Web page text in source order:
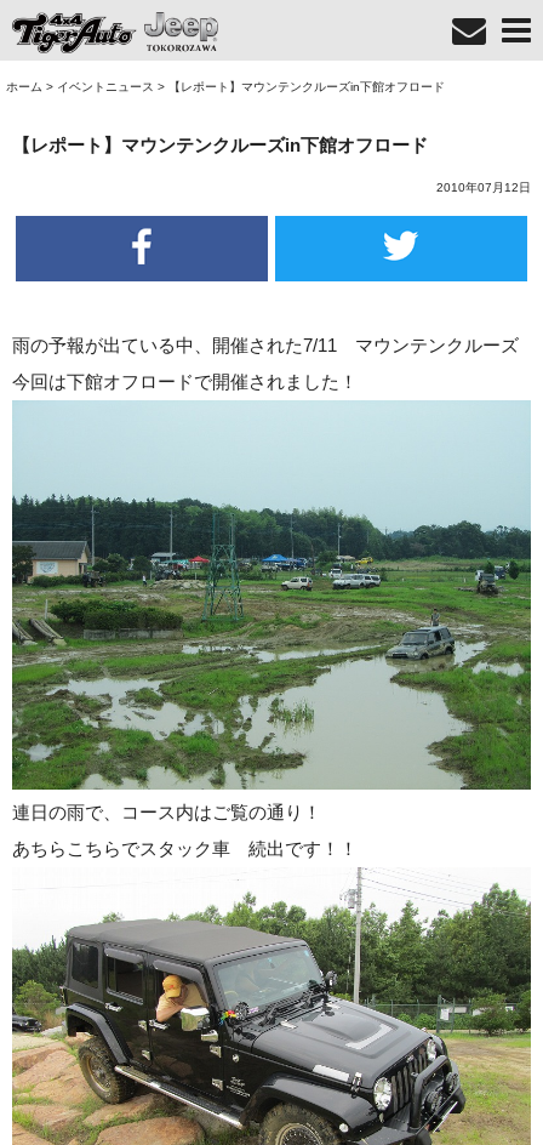
ホーム > イベントニュース > 【レポート】マウンテンクルーズin下館オフロード
【レポート】マウンテンクルーズin下館オフロード
2010年07月12日
雨の予報が出ている中、開催された7/11 マウンテンクルーズ
今回は下館オフロードで開催されました！
連日の雨で、コース内はご覧の通り！
あちらこちらでスタック車 続出です！！